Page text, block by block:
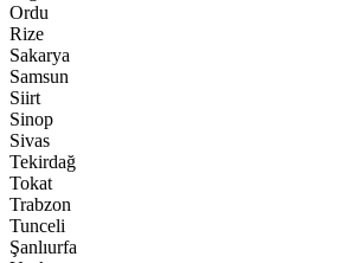
Ordu
Rize
Sakarya
Samsun
Siirt
Sinop
Sivas
Tekirdağ
Tokat
Trabzon
Tunceli
Şanlıurfa